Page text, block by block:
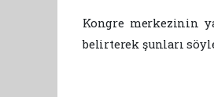
Kongre merkezinin
belirterek şunları